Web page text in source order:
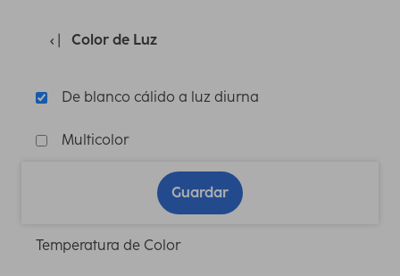
Color de Luz
De blanco cálido a luz diurna
Multicolor
Guardar
Temperatura de Color